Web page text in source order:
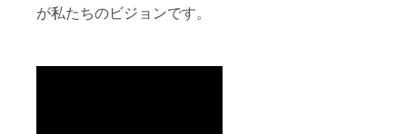
が私たちのビジョンです。